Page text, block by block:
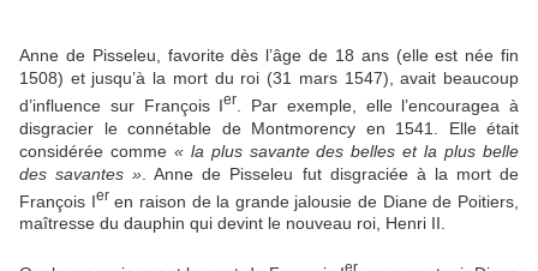
Anne de Pisseleu, favorite dès l’âge de 18 ans (elle est née fin
1508) et jusqu’à la mort du roi (31 mars 1547), avait beaucoup
d’influence sur François Ier
. Par exemple, elle l’encouragea à
disgracier le connétable de Montmorency en 1541. Elle était
considérée comme « la plus savante des belles et la plus belle
des savantes » . Anne de Pisseleu fut disgraciée à la mort de
François Ier en raison de la grande jalousie de Diane de Poitiers,
maîtresse du dauphin qui devint le nouveau roi, Henri II.
er